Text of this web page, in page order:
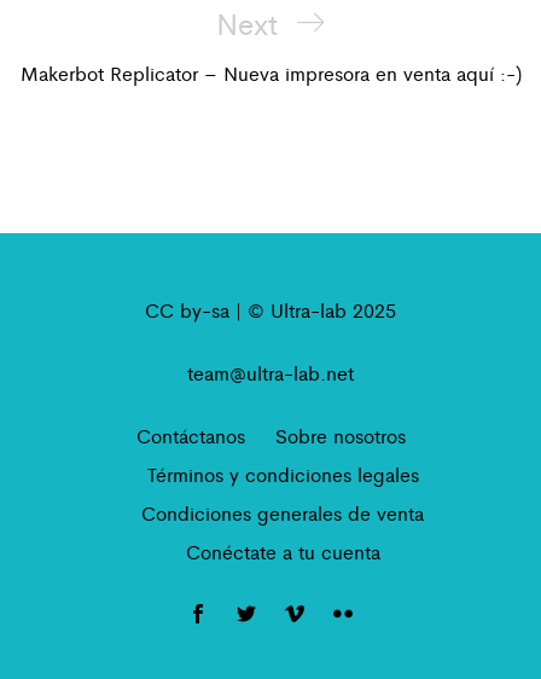
Next
Post
Next
Makerbot Replicator – Nueva impresora en venta aquí :-)
CC by-sa | © Ultra-lab 2025
team@ultra-lab.net
Contáctanos
Sobre nosotros
Términos y condiciones legales
Condiciones generales de venta
Conéctate a tu cuenta